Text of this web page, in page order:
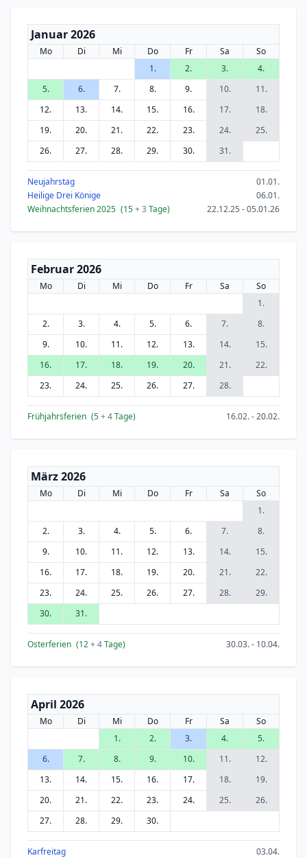
Januar 2026
Mo Di Mi Do Fr Sa
So
1.
2. 3.
4.
5.
6. 7. 8. 9. 10.
11.
12.
13. 14. 15. 16. 17.
18.
19.
20. 21. 22. 23. 24.
25.
26.
27. 28. 29. 30. 31.
Neujahrstag
01.01.
Heilige Drei Könige
06.01.
Weihnachtsferien 2025 (15+ 3 Tage) 22.12.25 - 05.01.26
Februar 2026
Mo Di Mi Do Fr Sa
So
1.
2.
3. 4. 5. 6. 7.
8.
9.
10. 11. 12. 13. 14.
15.
16.
17. 18. 19. 20. 21.
22.
23.
24. 25. 26. 27. 28.
Frühjahrsferien (5+ 4Tage) 16.02. - 20.02.
März 2026
Mo Di Mi Do Fr Sa
So
1.
2.
3. 4. 5. 6. 7.
8.
9.
10. 11. 12. 13. 14.
15.
16.
17. 18. 19. 20. 21.
22.
23.
24. 25. 26. 27. 28.
29.
30.
31.
Osterferien (12+ 4Tage) 30.03. - 10.04.
April 2026
Mo Di Mi Do Fr Sa
So
1.
2. 3. 4.
5.
6.
7. 8. 9. 10. 11.
12.
13.
14. 15. 16. 17. 18.
19.
20.
21. 22. 23. 24. 25.
26.
27.
28. 29. 30.
Karfreitag
03.04.